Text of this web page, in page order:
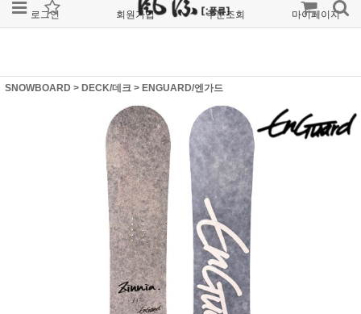
로그인 회원가입 주문조회 마이페이지
SNOWBOARD > DECK/데크 > ENGUARD/엔가드